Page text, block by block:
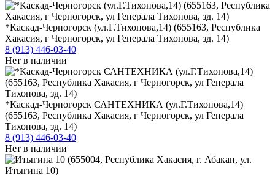
*Каскад-Черногорск (ул.Г.Тихонова,14) (655163, Республика
Хакасия, г Черногорск, ул Генерала Тихонова, зд. 14)
8 (913) 446-03-40
Нет в наличии
*Каскад-Черногорск САНТЕХНИКА (ул.Г.Тихонова,14)
(655163, Республика Хакасия, г Черногорск, ул Генерала
Тихонова, зд. 14)
8 (913) 446-03-40
Нет в наличии